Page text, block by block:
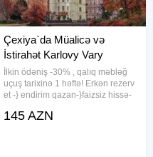
Çexiya`da Müalicə və
İstirahət Karlovy Vary
İlkin ödəniş -30% , qalıq məbləğ
uçuş tarixinə 1 həftə! Erkən rezerv
et -} endirim qazan-}faizsiz hissə-
ÇEXİYA Lyuks sanatoriya və
145 AZN